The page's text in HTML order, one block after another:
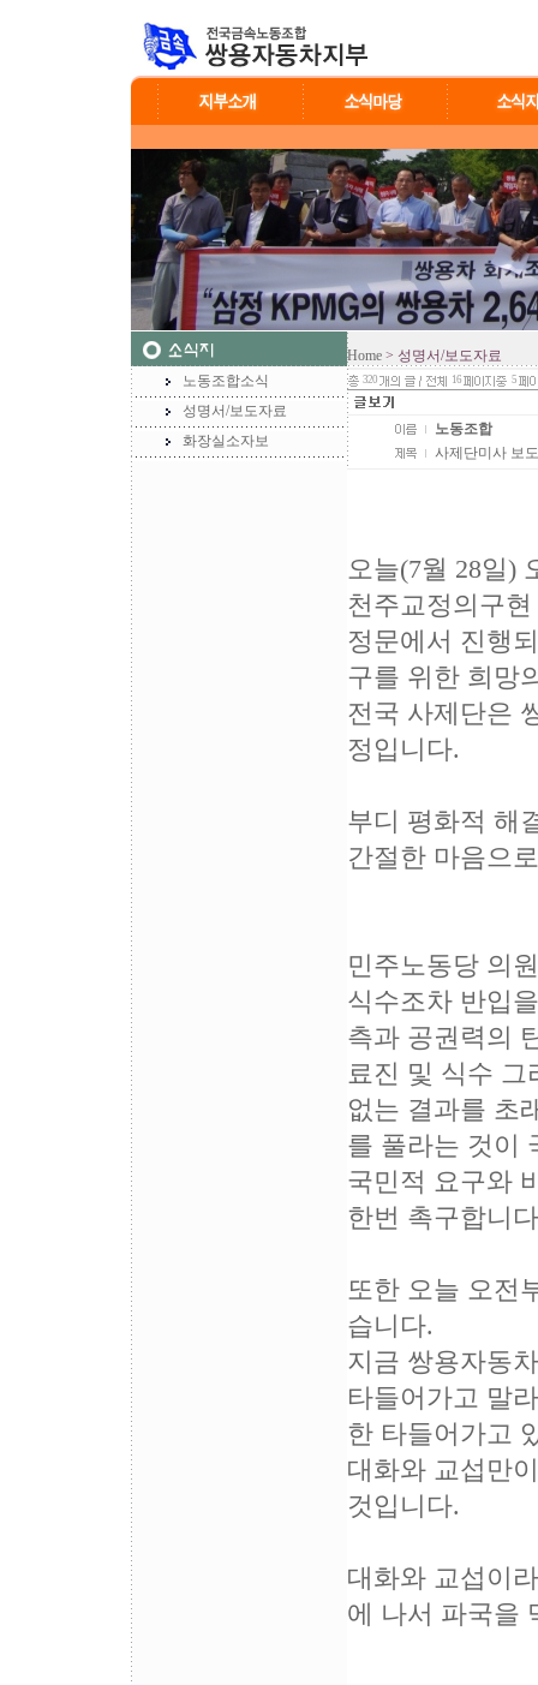
노동조합소식
성명서/보도자료
화장실소자보
Home > 성명서/보도자료
320 16 5
노동조합
사제단미사 보
오늘(7월 28일)
천주교정의구
정문에서 진행
구를 위한 희망
전국 사제단은
정입니다.
부디 평화적 해
간절한 마음으
민주노동당 의
식수조차 반입
측과 공권력의
료진 및 식수
없는 결과를 초
를 풀라는 것이
국민적 요구와
한번 촉구합니
또한 오늘 오전
습니다.
지금 쌍용자동
타들어가고 말
한 타들어가고
대화와 교섭만
것입니다.
대화와 교섭이
에 나서 파국을